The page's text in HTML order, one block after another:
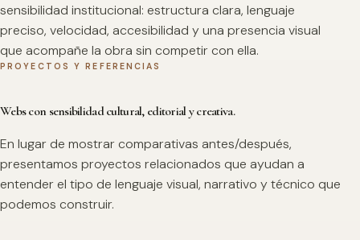
sensibilidad institucional: estructura clara, lenguaje
preciso, velocidad, accesibilidad y una presencia visual
que acompañe la obra sin competir con ella.
PROYECTOS Y REFERENCIAS
Webs con sensibilidad cultural, editorial y creativa.
En lugar de mostrar comparativas antes/después,
presentamos proyectos relacionados que ayudan a
entender el tipo de lenguaje visual, narrativo y técnico que
podemos construir.